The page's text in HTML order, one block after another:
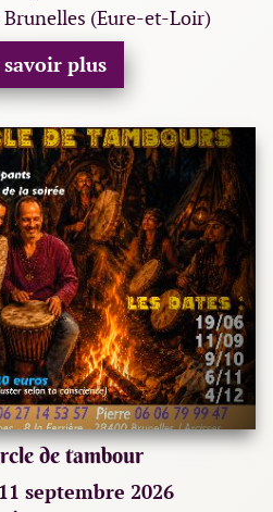
Brunelles (Eure-et-Loir)
savoir plus
de tambour
septembre 2026